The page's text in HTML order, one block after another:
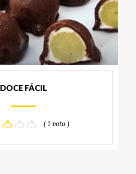
DOCE FÁCIL
( 1 voto )